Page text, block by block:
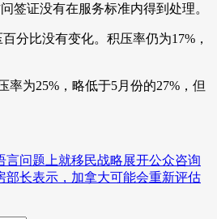
签证没有在服务标准内得到处理。
分比没有变化。积压率仍为17%，
率为25%，略低于5月份的27%，但
言问题上就移民战略展开公众咨询
部长表示，加拿大可能会重新评估